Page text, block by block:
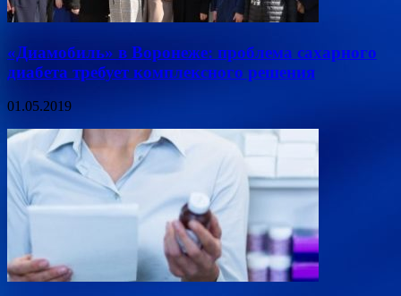
«Диамобиль» в Воронеже: проблема сахарного
диабета требует комплексного решения
01.05.2019